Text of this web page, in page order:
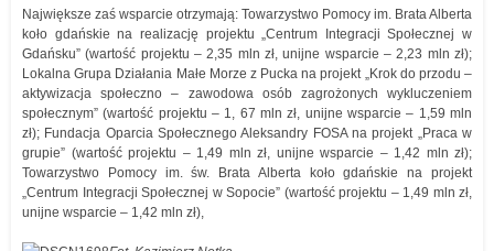
Największe zaś wsparcie otrzymają: Towarzystwo Pomocy im. Brata Alberta
koło gdańskie na realizację projektu „Centrum Integracji Społecznej w
Gdańsku” (wartość projektu – 2,35 mln zł, unijne wsparcie – 2,23 mln zł);
Lokalna Grupa Działania Małe Morze z Pucka na projekt „Krok do przodu –
aktywizacja społeczno – zawodowa osób zagrożonych wykluczeniem
społecznym” (wartość projektu – 1, 67 mln zł, unijne wsparcie – 1,59 mln
zł); Fundacja Oparcia Społecznego Aleksandry FOSA na projekt „Praca w
grupie” (wartość projektu – 1,49 mln zł, unijne wsparcie – 1,42 mln zł);
Towarzystwo Pomocy im. św. Brata Alberta koło gdańskie na projekt
„Centrum Integracji Społecznej w Sopocie” (wartość projektu – 1,49 mln zł,
unijne wsparcie – 1,42 mln zł),